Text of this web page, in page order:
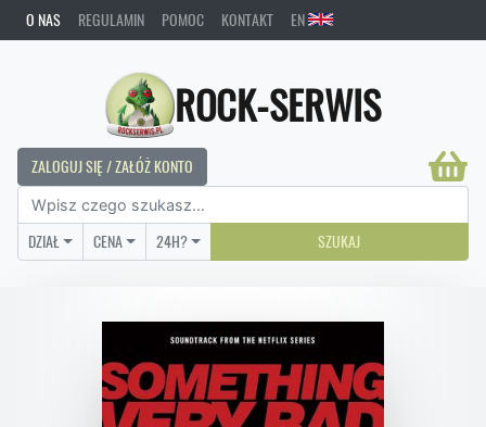
O NAS REGULAMIN POMOC KONTAKT EN
ROCK-SERWIS
ZALOGUJ SIĘ / ZAŁÓŻ KONTO
DZIAŁ CENA 24H? SZUKAJ